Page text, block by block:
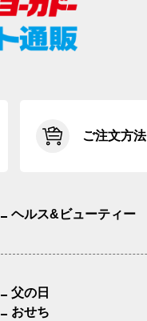
ご注文方法
ヘルス&ビューティー
父の日
おせち